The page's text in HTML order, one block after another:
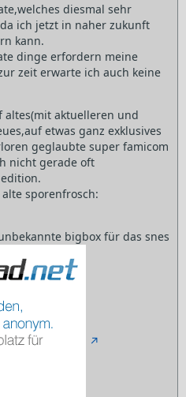
diesmal sehr
ich jetzt in naher zukunft
kann.
dinge erfordern meine
zeit erwarte ich auch keine
aktuelleren und
etwas ganz exklusives
geglaubte super famicom
nicht gerade oft
sporenfrosch:
bigbox für das snes